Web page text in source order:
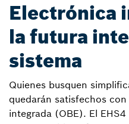
Electrónica
la futura
sistema
Quienes busquen
quedarán satisfechos
integrada (OBE). El